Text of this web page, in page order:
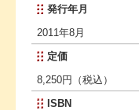
発行年月
2011年8月
定価
8,250円（税込）
ISBN